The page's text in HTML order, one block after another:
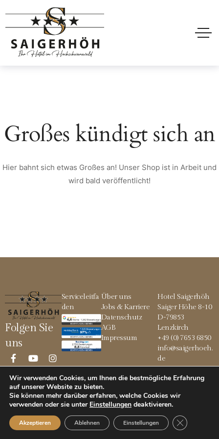
Großes kündigt sich an
Hier bahnt sich etwas Großes an! Unser Shop ist in Arbeit und
wird bald veröffentlicht!
Folgen Sie
uns
Serviceleitfa
den
Über uns
Jobs & Karriere
Datenschutz
AGB
Impressum
Hotel Saigerhöh
Saiger Höhe 8-10
D-79853
Lenzkirch
+49 (0) 7653 6850
info@saigerhoeh.
de
© 2026 Saigerhöh
Wir verwenden Cookies, um Ihnen die bestmögliche Erfahrung
auf unserer Website zu bieten.
Sie können mehr darüber erfahren, welche Cookies wir
verwenden oder sie unter Einstellungen deaktivieren.
Akzeptieren Ablehnen Einstellungen GDPR